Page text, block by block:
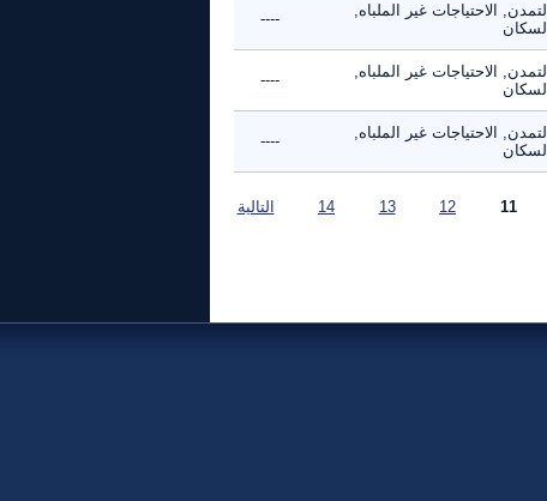
التمدن, الاحتياجات غير الملباه,
السكان
----
التمدن, الاحتياجات غير الملباه,
السكان
----
التمدن, الاحتياجات غير الملباه,
السكان
----
11
12
13
14
التالية